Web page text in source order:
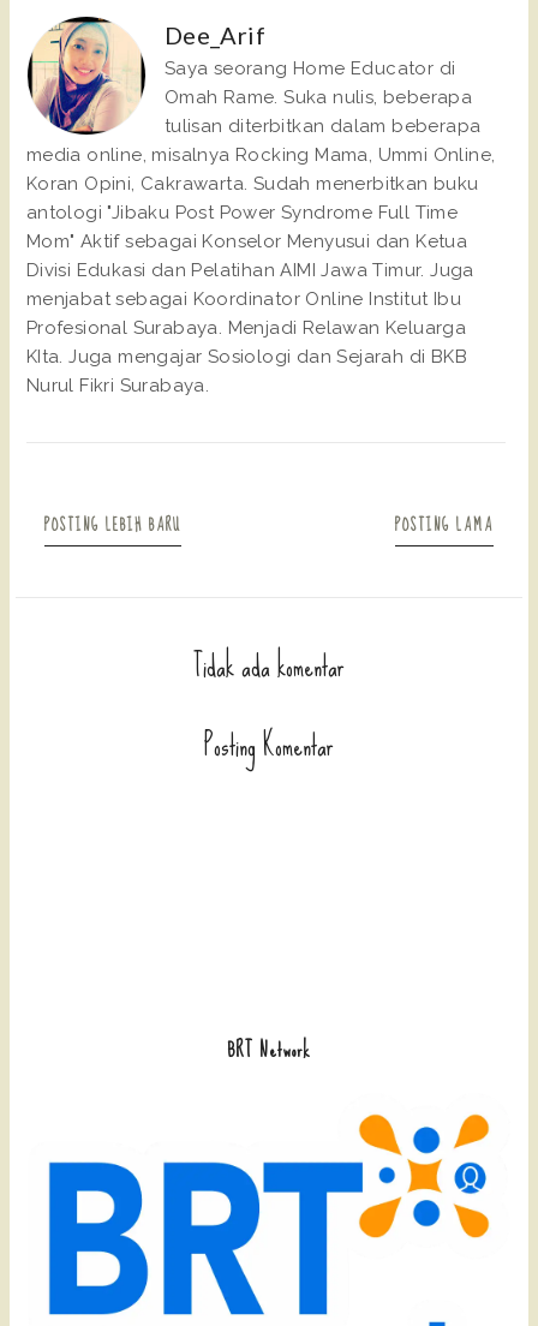
Dee_Arif
Saya seorang Home Educator di
Omah Rame. Suka nulis, beberapa
tulisan diterbitkan dalam beberapa
media online, misalnya Rocking Mama, Ummi Online,
Koran Opini, Cakrawarta. Sudah menerbitkan buku
antologi "Jibaku Post Power Syndrome Full Time
Mom" Aktif sebagai Konselor Menyusui dan Ketua
Divisi Edukasi dan Pelatihan AIMI Jawa Timur. Juga
menjabat sebagai Koordinator Online Institut Ibu
Profesional Surabaya. Menjadi Relawan Keluarga
KIta. Juga mengajar Sosiologi dan Sejarah di BKB
Nurul Fikri Surabaya.
POSTING LEBIH BARU POSTING LAMA
Tidak ada komentar
Posting Komentar
BRT Network